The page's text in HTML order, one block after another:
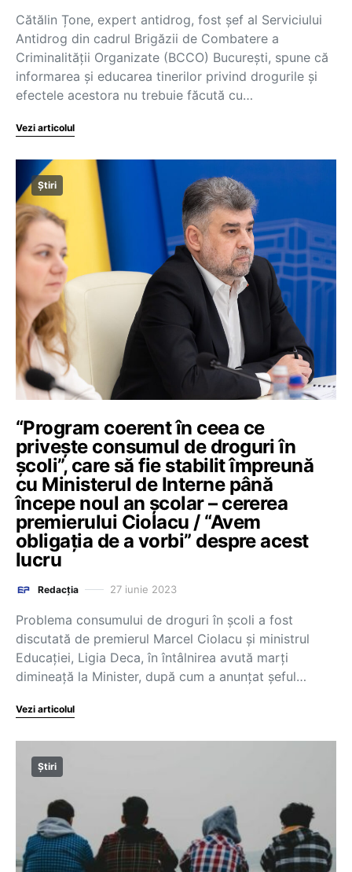
Cătălin Țone, expert antidrog, fost șef al Serviciului
Antidrog din cadrul Brigăzii de Combatere a
Criminalității Organizate (BCCO) București, spune că
informarea și educarea tinerilor privind drogurile și
efectele acestora nu trebuie făcută cu…
Vezi articolul
Știri
“Program coerent în ceea ce
privește consumul de droguri în
școli”, care să fie stabilit împreună
cu Ministerul de Interne până
începe noul an școlar – cererea
premierului Ciolacu / “Avem
obligația de a vorbi” despre acest
lucru
Redacția 27 iunie 2023
Problema consumului de droguri în școli a fost
discutată de premierul Marcel Ciolacu și ministrul
Educației, Ligia Deca, în întâlnirea avută marți
dimineață la Minister, după cum a anunțat șeful…
Vezi articolul
Știri